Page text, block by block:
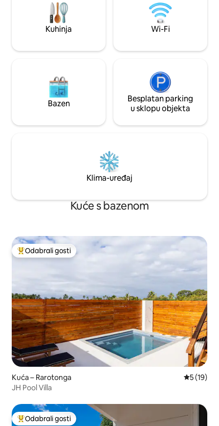
našem posebno izrađenom visećem
kauču duljine 3 metra. Na terasi i verandi
ima dovoljno prostora, što naš smještaj
čini idealnim za velike obitelji i/ili grupe
osobe.
Kuhinja Wi-Fi
Bazen
Besplatan parking
u sklopu objekta
Klima-uređaj
Kuće s bazenom
Među najviše rangiranima s oznakom „Odabrali gosti”
Odabrali gosti
Kuća – Rarotonga Prosječna
5 (19)
JH Pool Villa
Među najviše rangiranima s oznakom „Odabrali gosti”
Odabrali gosti